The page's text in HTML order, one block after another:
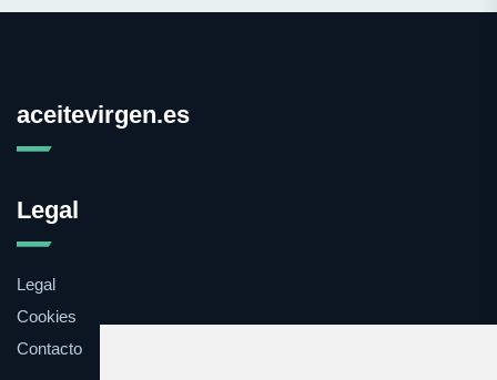
aceitevirgen.es
Legal
Legal
Cookies
Contacto